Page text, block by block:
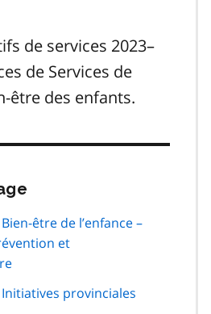
de services 2023–
de Services de
être des enfants.
navigation
page
être de l’enfance –
et
provinciales